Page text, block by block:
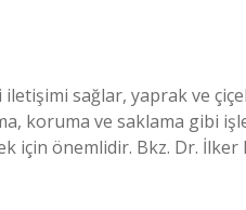
sağlar, yaprak ve
koruma ve saklama gibi
için önemlidir. Bkz. Dr. İlker